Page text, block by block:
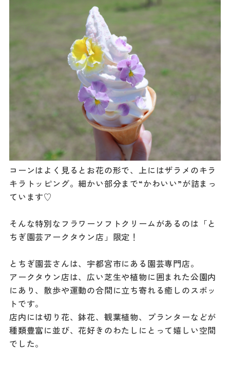
コーンはよく見るとお花の形で、上にはザラメのキラ
キラトッピング。細かい部分まで“かわいい”が詰まっ
ています♡
そんな特別なフラワーソフトクリームがあるのは「と
ちぎ園芸アークタウン店」限定！
とちぎ園芸さんは、宇都宮市にある園芸専門店。
アークタウン店は、広い芝生や植物に囲まれた公園内
にあり、散歩や運動の合間に立ち寄れる癒しのスポッ
トです。
店内には切り花、鉢花、観葉植物、プランターなどが
種類豊富に並び、花好きのわたしにとって嬉しい空間
でした。